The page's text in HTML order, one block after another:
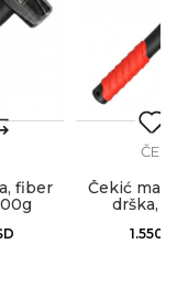
Keramičari,
i farbari,
Stolari,
3 :
fiber
Čekić
drška,
1.550